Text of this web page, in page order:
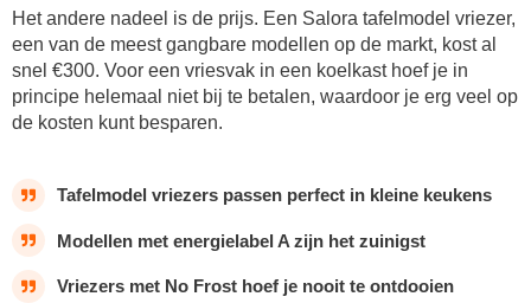
Het andere nadeel is de prijs. Een Salora tafelmodel vriezer,
een van de meest gangbare modellen op de markt, kost al
snel €300. Voor een vriesvak in een koelkast hoef je in
principe helemaal niet bij te betalen, waardoor je erg veel op
de kosten kunt besparen.
Tafelmodel vriezers passen perfect in kleine keukens
Modellen met energielabel A zijn het zuinigst
Vriezers met No Frost hoef je nooit te ontdooien